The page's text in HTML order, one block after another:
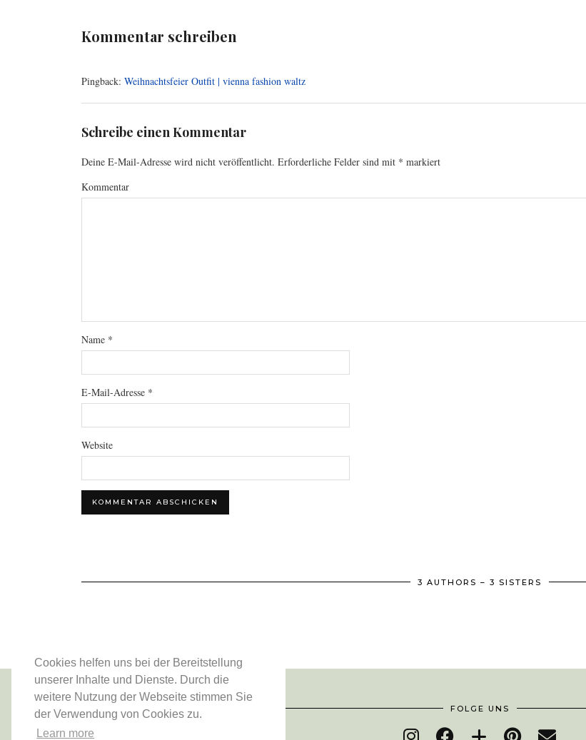
Cookies helfen uns bei der Bereitstellung
unserer Inhalte und Dienste. Durch die
weitere Nutzung der Webseite stimmen Sie
der Verwendung von Cookies zu.
Learn more
Kommentar schreiben
Pingback: Weihnachtsfeier Outfit | vienna fashion waltz
Schreibe einen Kommentar
Deine E-Mail-Adresse wird nicht veröffentlicht. Erforderliche Felder sind mit * markiert
Kommentar
Name *
E-Mail-Adresse *
Website
3 AUTHORS – 3 SISTERS
FOLGE UNS